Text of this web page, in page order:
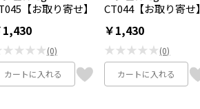
【お取り寄せ】
1,430
(0)
カートに入れる
CT044【お取り寄せ】
￥1,430
★★★★★(0)
カートに入れる